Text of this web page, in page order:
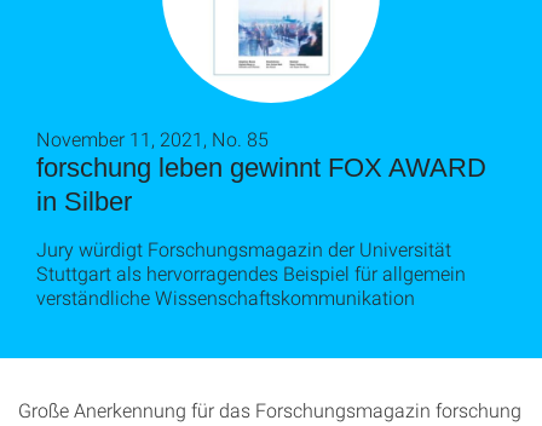
forschung leben gewinnt FOX AWARD
in Silber
November 11, 2021, No. 85
Jury würdigt Forschungsmagazin der Universität
Stuttgart als hervorragendes Beispiel für allgemein
verständliche Wissenschaftskommunikation
Große Anerkennung für das Forschungsmagazin forschung